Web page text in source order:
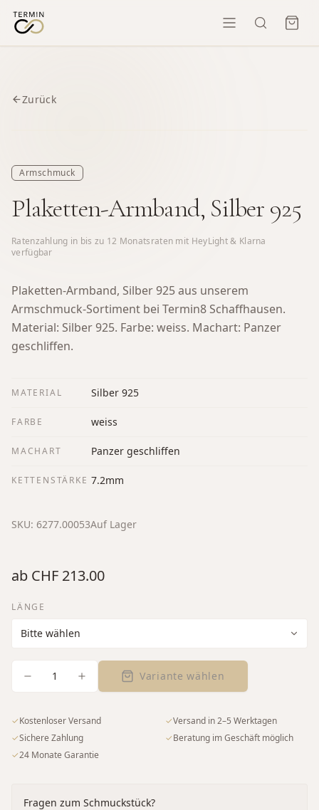
Zurück
Armschmuck
Plaketten-Armband, Silber 925
Ratenzahlung in bis zu 12 Monatsraten mit HeyLight & Klarna
verfügbar
Plaketten-Armband, Silber 925 aus unserem
Armschmuck-Sortiment bei Termin8 Schaffhausen.
Material: Silber 925. Farbe: weiss. Machart: Panzer
geschliffen.
MATERIAL Silber 925
FARBE weiss
MACHART Panzer geschliffen
KETTENSTÄRKE 7.2mm
SKU: 6277.00053Auf Lager
ab CHF 213.00
LÄNGE
1 Variante wählen
✓Kostenloser Versand ✓Versand in 2–5 Werktagen
✓Sichere Zahlung ✓Beratung im Geschäft möglich
✓24 Monate Garantie
Fragen zum Schmuckstück?